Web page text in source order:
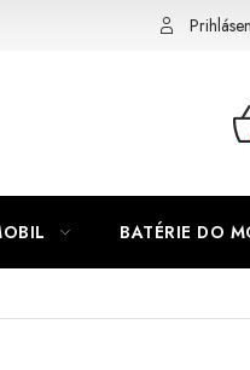
BATÉRIE DO